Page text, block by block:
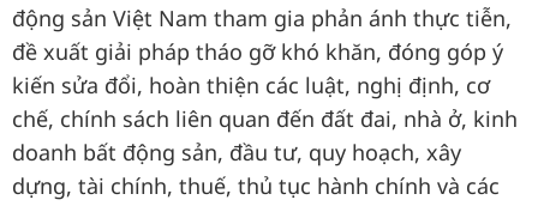
động sản Việt Nam tham gia phản ánh thực tiễn,
đề xuất giải pháp tháo gỡ khó khăn, đóng góp ý
kiến sửa đổi, hoàn thiện các luật, nghị định, cơ
chế, chính sách liên quan đến đất đai, nhà ở, kinh
doanh bất động sản, đầu tư, quy hoạch, xây
dựng, tài chính, thuế, thủ tục hành chính và các